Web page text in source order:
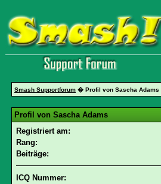
Smash Supportforum � Profil von Sascha Adams
Profil von Sascha Adams
Registriert am:
Rang:
Beiträge:
ICQ Nummer: